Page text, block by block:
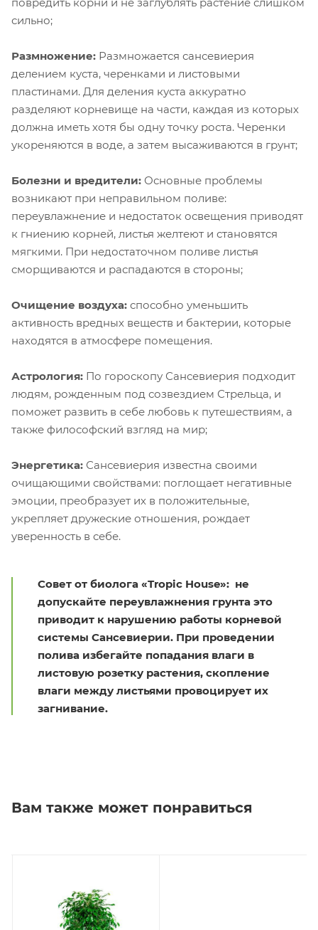
сильно;
Размножение: Размножается сансевиерия
делением куста, черенками и листовыми
пластинами. Для деления куста аккуратно
разделяют корневище на части, каждая из которых
должна иметь хотя бы одну точку роста. Черенки
укореняются в воде, а затем высаживаются в грунт;
Болезни и вредители: Основные проблемы
возникают при неправильном поливе:
переувлажнение и недостаток освещения приводят
к гниению корней, листья желтеют и становятся
мягкими. При недостаточном поливе листья
сморщиваются и распадаются в стороны;
Очищение воздуха: способно уменьшить
активность вредных веществ и бактерии, которые
находятся в атмосфере помещения.
Астрология: По гороскопу Сансевиерия подходит
людям, рожденным под созвездием Стрельца, и
поможет развить в себе любовь к путешествиям, а
также философский взгляд на мир;
Энергетика: Сансевиерия известна своими
очищающими свойствами: поглощает негативные
эмоции, преобразует их в положительные,
укрепляет дружеские отношения, рождает
уверенность в себе.
Совет от биолога «Tropic House»: не
допускайте переувлажнения грунта это
приводит к нарушению работы корневой
системы Сансевиерии. При проведении
полива избегайте попадания влаги в
листовую розетку растения, скопление
влаги между листьями провоцирует их
загнивание.
Вам также может понравиться